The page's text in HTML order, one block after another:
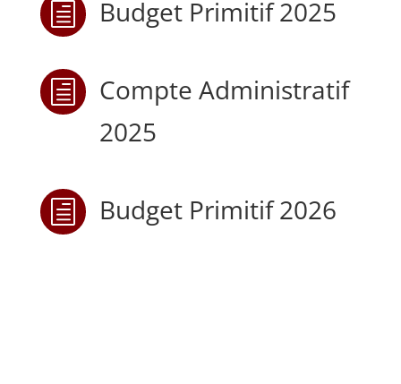
h Budget Primitif 2025
h
Compte Administratif
2025
h Budget Primitif 2026